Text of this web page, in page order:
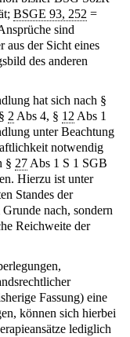
BSGE 93, 252 =
sind
aus der Sicht eines
des anderen
hat sich nach §
2Abs 4, § 12Abs 1
unter Beachtung
notwendig
§ 27Abs 1 S 1 SGB
Hierzu ist unter
Standes der
nach, sondern
Reichweite der
Fassung) eine
können sich hierbei
lediglich